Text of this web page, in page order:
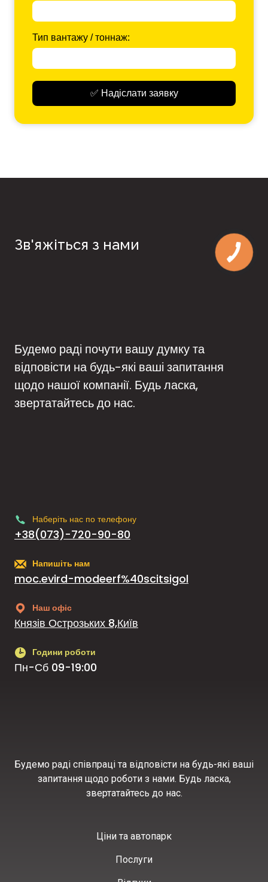
Тип вантажу / тоннаж:
✅ Надіслати заявку
Зв'яжіться з нами
Будемо раді почути вашу думку та
відповісти на будь-які ваші запитання
щодо нашої компанії. Будь ласка,
звертатайтесь до нас.
Наберіть нас по телефону
+38(073)-720-90-80
Напишіть нам
moc.evird-modeerf%40scitsigol
Наш офіс
Князів Острозьких 8,Київ
Години роботи
Пн-Сб 09-19:00
Будемо раді співпраці та відповісти на будь-які ваші
запитання щодо роботи з нами. Будь ласка,
звертатайтесь до нас.
Ціни та автопарк
Послуги